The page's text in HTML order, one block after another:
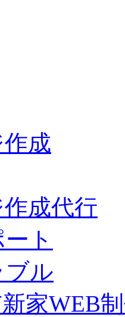
成
成代行
ト
ル
家WEB